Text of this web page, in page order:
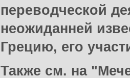
переводческой
неожиданней
Грецию, его
Также см. на